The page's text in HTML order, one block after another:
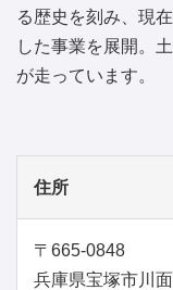
る歴史を刻み、現
した事業を展開。
が走っています。
住所
〒665-0848
兵庫県宝塚市川